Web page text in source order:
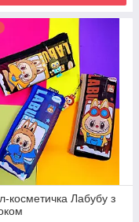
косметичка Лабубу з